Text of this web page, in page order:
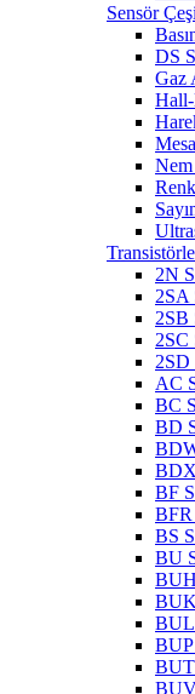
Sensör
DS
Gaz
Hall-
Nem
2N
2SA
2SB
2SC
2SD
AC
BC
BD
BF
BFR
BS
BU
BUL
BUP
BUT